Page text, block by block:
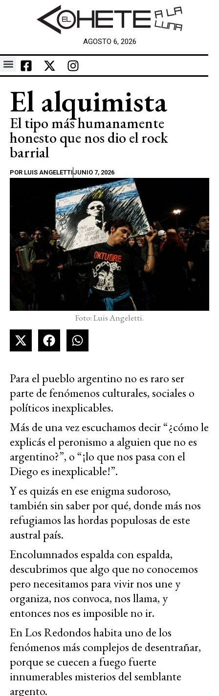
AGOSTO 6, 2026
El alquimista
El tipo más humanamente
honesto que nos dio el rock
barrial
POR LUIS ANGELETTIJUNIO 7, 2026
Foto: Luis Angeletti.
Para el pueblo argentino no es raro ser
parte de fenómenos culturales, sociales o
políticos inexplicables.
Más de una vez escuchamos decir “¿cómo le
explicás el peronismo a alguien que no es
argentino?”, o “¡lo que nos pasa con el
Diego es inexplicable!”.
Y es quizás en ese enigma sudoroso,
también sin saber por qué, donde más nos
refugiamos las hordas populosas de este
austral país.
Encolumnados espalda con espalda,
descubrimos que algo que no conocemos
pero necesitamos para vivir nos une y
organiza, nos convoca, nos llama, y
entonces nos es imposible no ir.
En Los Redondos habita uno de los
fenómenos más complejos de desentrañar,
porque se cuecen a fuego fuerte
innumerables misterios del semblante
argento.